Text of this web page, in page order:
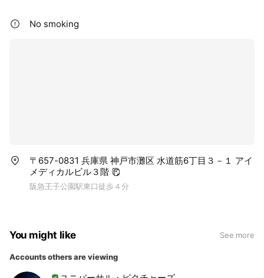
No smoking
〒657-0831 兵庫県 神戸市灘区 水道筋6丁目３－１ アイ
メディカルビル３階
阪急王子公園駅東口徒歩４分
You might like See more
Accounts others are viewing